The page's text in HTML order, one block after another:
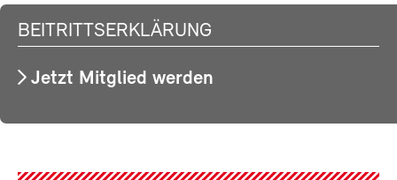
BEITRITTSERKLÄRUNG
Jetzt Mitglied werden